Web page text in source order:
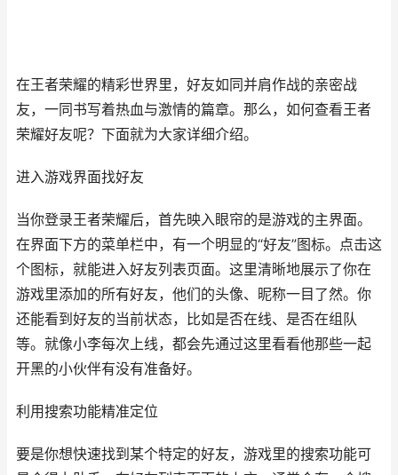
在王者荣耀的精彩世界里，好友如同并肩作战的亲密战
友，一同书写着热血与激情的篇章。那么，如何查看王者
荣耀好友呢？下面就为大家详细介绍。
进入游戏界面找好友
当你登录王者荣耀后，首先映入眼帘的是游戏的主界面。
在界面下方的菜单栏中，有一个明显的“好友”图标。点击这
个图标，就能进入好友列表页面。这里清晰地展示了你在
游戏里添加的所有好友，他们的头像、昵称一目了然。你
还能看到好友的当前状态，比如是否在线、是否在组队
等。就像小李每次上线，都会先通过这里看看他那些一起
开黑的小伙伴有没有准备好。
利用搜索功能精准定位
要是你想快速找到某个特定的好友，游戏里的搜索功能可